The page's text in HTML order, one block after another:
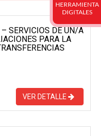
SERVICIOS DE UN/A
PARA LA
VER DETALLE
HERRAMIENTA
DIGITALES